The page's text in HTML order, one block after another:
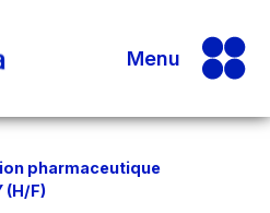
Menu
pharmaceutique
(H/F)